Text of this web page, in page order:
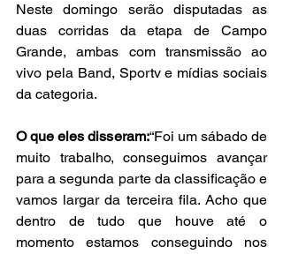
Neste domingo serão disputadas as
duas corridas da etapa de Campo
Grande, ambas com transmissão ao
vivo pela Band, Sportv e mídias sociais
da categoria.
O que eles disseram:“Foi um sábado de
muito trabalho, conseguimos avançar
para a segunda parte da classificação e
vamos largar da terceira fila. Acho que
dentro de tudo que houve até o
momento estamos conseguindo nos